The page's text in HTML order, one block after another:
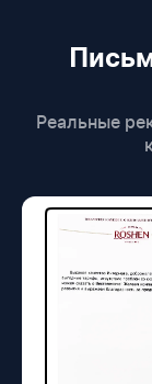
Реальные